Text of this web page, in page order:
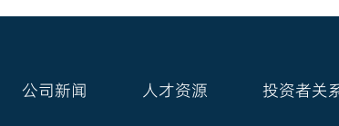
公司新闻 人才资源 投资者关